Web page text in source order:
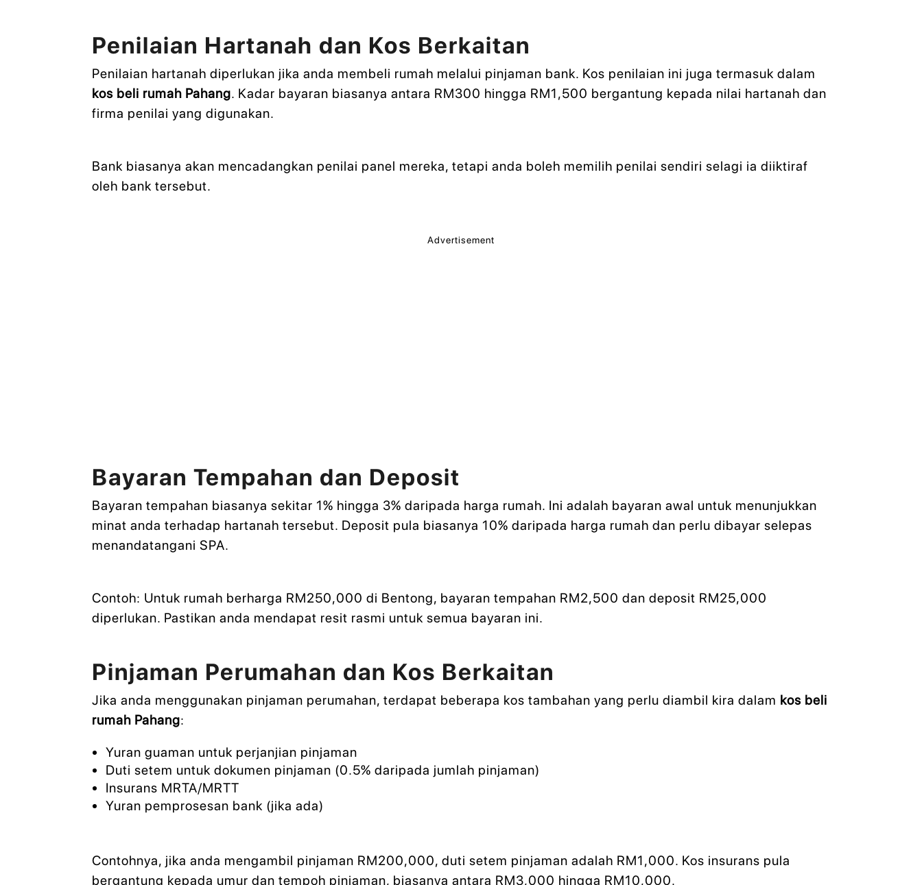
Penilaian Hartanah dan Kos Berkaitan
Penilaian hartanah diperlukan jika anda membeli rumah melalui pinjaman bank. Kos penilaian ini juga termasuk dalam
kos beli rumah Pahang. Kadar bayaran biasanya antara RM300 hingga RM1,500 bergantung kepada nilai hartanah dan
firma penilai yang digunakan.
Bank biasanya akan mencadangkan penilai panel mereka, tetapi anda boleh memilih penilai sendiri selagi ia diiktiraf
oleh bank tersebut.
Advertisement
Bayaran Tempahan dan Deposit
Bayaran tempahan biasanya sekitar 1% hingga 3% daripada harga rumah. Ini adalah bayaran awal untuk menunjukkan
minat anda terhadap hartanah tersebut. Deposit pula biasanya 10% daripada harga rumah dan perlu dibayar selepas
menandatangani SPA.
Contoh: Untuk rumah berharga RM250,000 di Bentong, bayaran tempahan RM2,500 dan deposit RM25,000
diperlukan. Pastikan anda mendapat resit rasmi untuk semua bayaran ini.
Pinjaman Perumahan dan Kos Berkaitan
Jika anda menggunakan pinjaman perumahan, terdapat beberapa kos tambahan yang perlu diambil kira dalam kos beli
rumah Pahang:
Yuran guaman untuk perjanjian pinjaman
Duti setem untuk dokumen pinjaman (0.5% daripada jumlah pinjaman)
Insurans MRTA/MRTT
Yuran pemprosesan bank (jika ada)
Contohnya, jika anda mengambil pinjaman RM200,000, duti setem pinjaman adalah RM1,000. Kos insurans pula
bergantung kepada umur dan tempoh pinjaman, biasanya antara RM3,000 hingga RM10,000.